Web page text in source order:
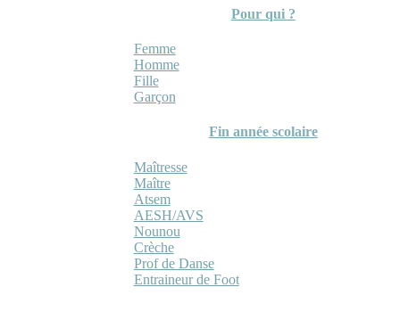
Pour qui ?
Femme
Homme
Fille
Garçon
Fin année scolaire
Maîtresse
Maître
Atsem
AESH/AVS
Nounou
Crèche
Prof de Danse
Entraineur de Foot